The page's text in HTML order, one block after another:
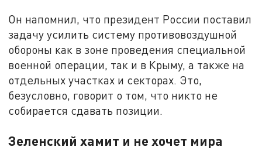
Он напомнил, что президент России поставил
задачу усилить систему противовоздушной
обороны как в зоне проведения специальной
военной операции, так и в Крыму, а также на
отдельных участках и секторах. Это,
безусловно, говорит о том, что никто не
собирается сдавать позиции.
Зеленский хамит и не хочет мира